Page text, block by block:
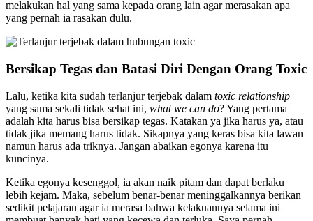
melakukan hal yang sama kepada orang lain agar merasakan apa
yang pernah ia rasakan dulu.
Bersikap Tegas dan Batasi Diri Dengan Orang Toxic
Lalu, ketika kita sudah terlanjur terjebak dalam toxic relationship
yang sama sekali tidak sehat ini, what we can do? Yang pertama
adalah kita harus bisa bersikap tegas. Katakan ya jika harus ya, atau
tidak jika memang harus tidak. Sikapnya yang keras bisa kita lawan
namun harus ada triknya. Jangan abaikan egonya karena itu
kuncinya.
Ketika egonya kesenggol, ia akan naik pitam dan dapat berlaku
lebih kejam. Maka, sebelum benar-benar meninggalkannya berikan
sedikit pelajaran agar ia merasa bahwa kelakuannya selama ini